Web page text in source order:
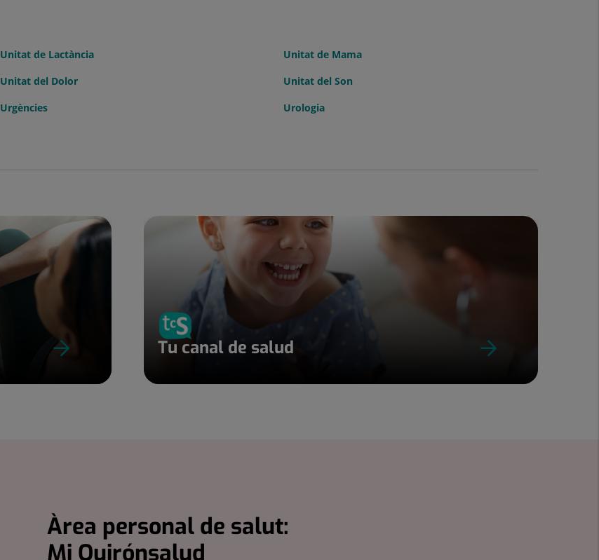
Unitat de Lactància
Unitat de Mama
Unitat del Dolor
Unitat del Son
Urgències Urologia
Tu canal de salud
Àrea personal de salut:
Mi Quirónsalud